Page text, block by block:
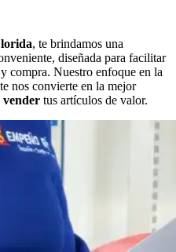
, te brindamos una
diseñada para facilitar
compra. Nuestro enfoque en la
nos convierte en la mejor
vender tus artículos de valor.